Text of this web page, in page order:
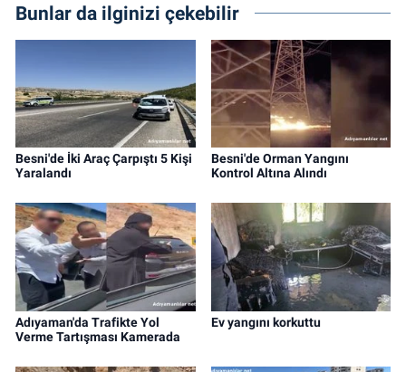
Bunlar da ilginizi çekebilir
Besni'de İki Araç Çarpıştı 5 Kişi
Yaralandı
Besni'de Orman Yangını
Kontrol Altına Alındı
Adıyaman'da Trafikte Yol
Verme Tartışması Kamerada
Ev yangını korkuttu